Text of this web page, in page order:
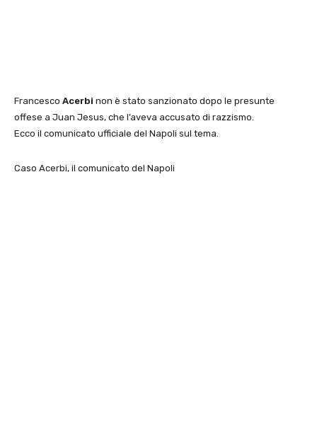
Francesco Acerbi non è stato sanzionato dopo le presunte
offese a Juan Jesus, che l’aveva accusato di razzismo.
Ecco il comunicato ufficiale del Napoli sul tema.
Caso Acerbi, il comunicato del Napoli